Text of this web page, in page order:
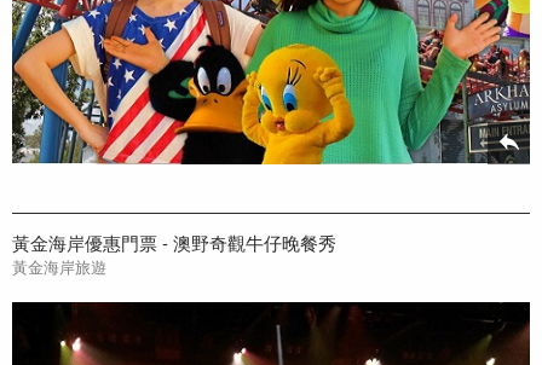
黃金海岸優惠門票 - 澳野奇觀牛仔晚餐秀
黃金海岸旅遊